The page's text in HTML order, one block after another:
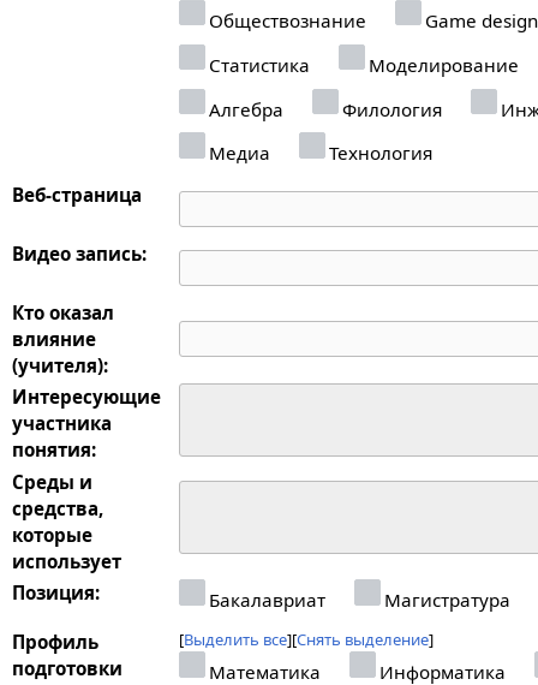
Обществознание
Game design
Статистика
Моделирование
Алгебра
Филология
Медиа
Технология
Веб-страница
Видео запись:
Кто оказал
влияние
(учителя):
Интересующие
участника
понятия:
Среды и
средства,
которые
использует
Позиция:
Бакалавриат
Магистратура
Профиль
подготовки
Выделить все Снять выделение
Математика
Информатика